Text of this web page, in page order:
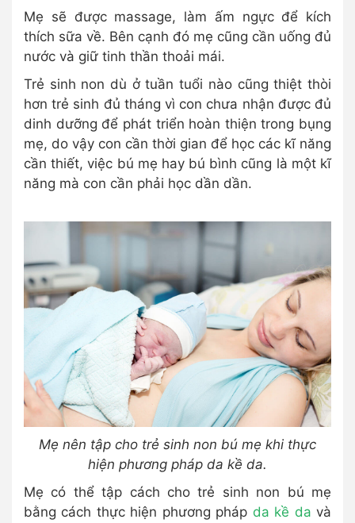
Mẹ sẽ được massage, làm ấm ngực để kích
thích sữa về. Bên cạnh đó mẹ cũng cần uống đủ
nước và giữ tinh thần thoải mái.
Trẻ sinh non dù ở tuần tuổi nào cũng thiệt thòi
hơn trẻ sinh đủ tháng vì con chưa nhận được đủ
dinh dưỡng để phát triển hoàn thiện trong bụng
mẹ, do vậy con cần thời gian để học các kĩ năng
cần thiết, việc bú mẹ hay bú bình cũng là một kĩ
năng mà con cần phải học dần dần.
Mẹ nên tập cho trẻ sinh non bú mẹ khi thực
hiện phương pháp da kề da.
Mẹ có thể tập cách cho trẻ sinh non bú mẹ
bằng cách thực hiện phương pháp da kề davà